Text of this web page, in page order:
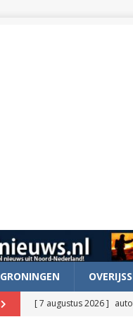
GRONINGEN
[ 7 augustus 2026 ]